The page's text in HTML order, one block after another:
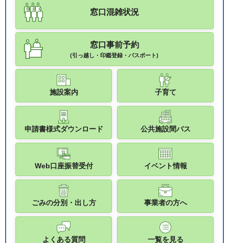
窓口混雑状況
窓口事前予約
(引っ越し・印鑑登録・パスポート)
施設案内 子育て
申請書様式ダウンロード 公共施設間バス
Web口座振替受付 イベント情報
ごみの分別・出し方 事業者の方へ
よくある質問 一覧を見る